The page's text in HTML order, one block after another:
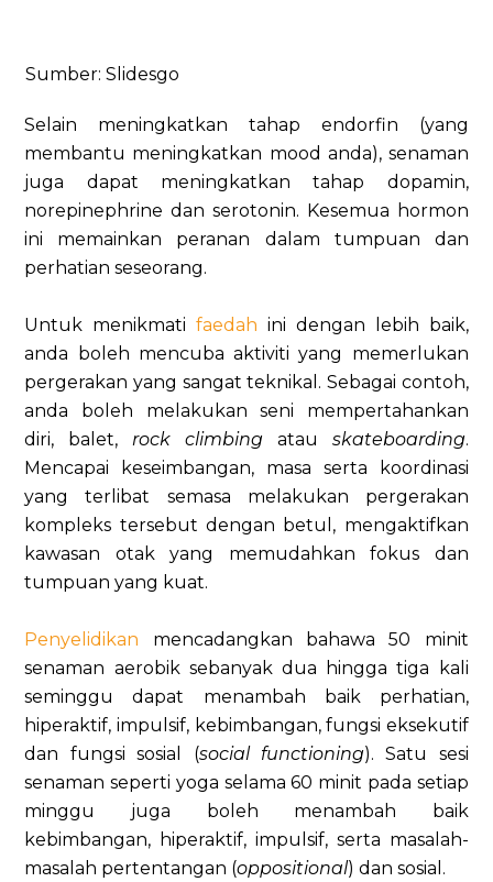
Sumber: Slidesgo
Selain meningkatkan tahap endorfin (yang
membantu meningkatkan mood anda), senaman
juga dapat meningkatkan tahap dopamin,
norepinephrine dan serotonin. Kesemua hormon
ini memainkan peranan dalam tumpuan dan
perhatian seseorang.
Untuk menikmatifaedah ini dengan lebih baik,
anda boleh mencuba aktiviti yang memerlukan
pergerakan yang sangat teknikal. Sebagai contoh,
anda boleh melakukan seni mempertahankan
diri, balet, rock climbingatau skateboarding.
Mencapai keseimbangan, masa serta koordinasi
yang terlibat semasa melakukan pergerakan
kompleks tersebut dengan betul, mengaktifkan
kawasan otak yang memudahkan fokus dan
tumpuan yang kuat.
Penyelidikan mencadangkan bahawa 50 minit
senaman aerobik sebanyak dua hingga tiga kali
seminggu dapat menambah baik perhatian,
hiperaktif, impulsif, kebimbangan, fungsi eksekutif
dan fungsi sosial (social functioning). Satu sesi
senaman seperti yoga selama 60 minit pada setiap
minggu juga boleh menambah baik
kebimbangan, hiperaktif, impulsif, serta masalah-
masalah pertentangan (oppositional) dan sosial.